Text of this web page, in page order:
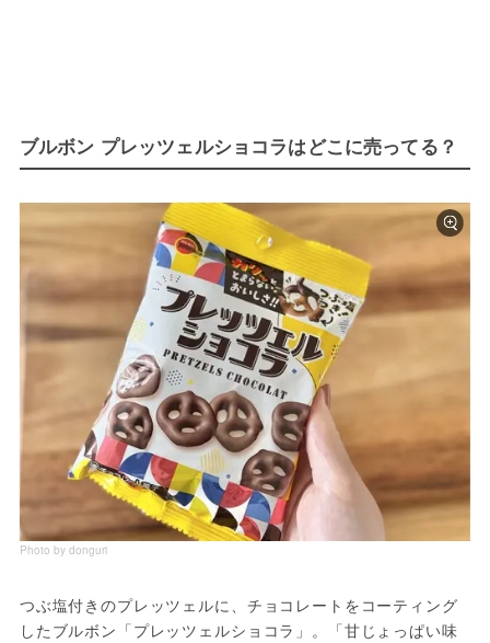
ブルボン プレッツェルショコラはどこに売ってる？
Photo by donguri
つぶ塩付きのプレッツェルに、チョコレートをコーティング
したブルボン「プレッツェルショコラ」。「甘じょっぱい味